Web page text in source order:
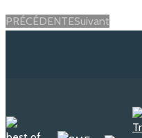
PRÉCÉDENTESuivant